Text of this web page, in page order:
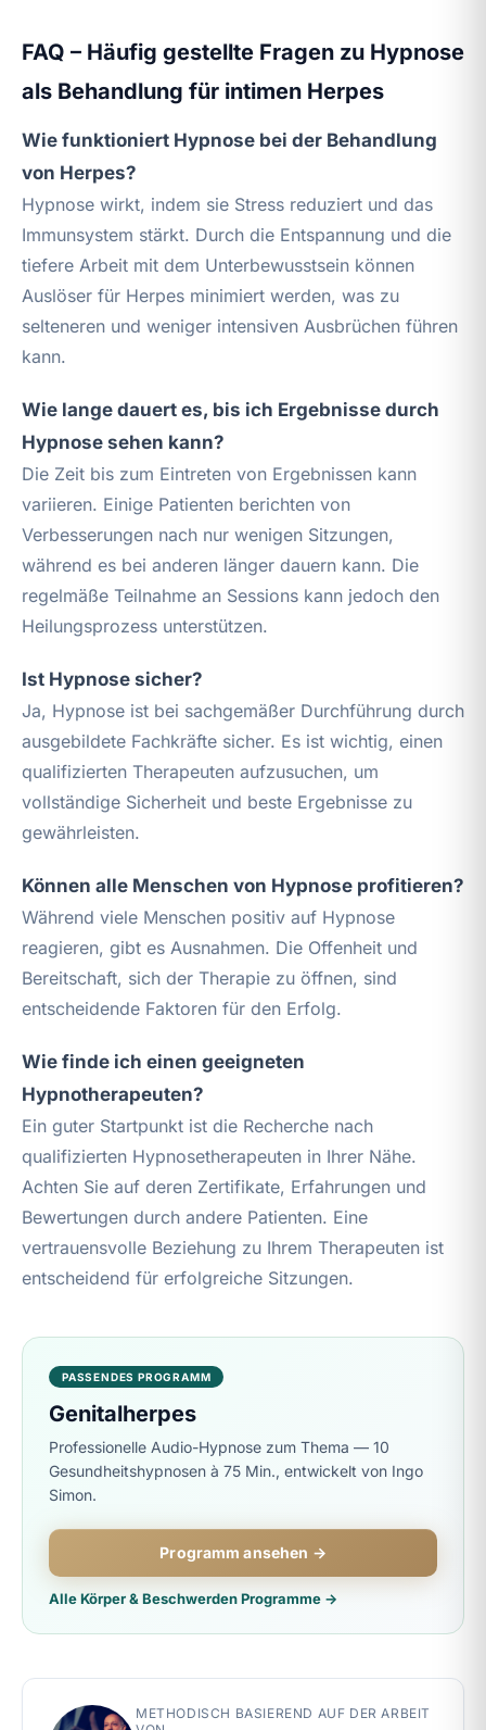
FAQ – Häufig gestellte Fragen zu Hypnose
als Behandlung für intimen Herpes
Wie funktioniert Hypnose bei der Behandlung
von Herpes?
Hypnose wirkt, indem sie Stress reduziert und das
Immunsystem stärkt. Durch die Entspannung und die
tiefere Arbeit mit dem Unterbewusstsein können
Auslöser für Herpes minimiert werden, was zu
selteneren und weniger intensiven Ausbrüchen führen
kann.
Wie lange dauert es, bis ich Ergebnisse durch
Hypnose sehen kann?
Die Zeit bis zum Eintreten von Ergebnissen kann
variieren. Einige Patienten berichten von
Verbesserungen nach nur wenigen Sitzungen,
während es bei anderen länger dauern kann. Die
regelmäße Teilnahme an Sessions kann jedoch den
Heilungsprozess unterstützen.
Ist Hypnose sicher?
Ja, Hypnose ist bei sachgemäßer Durchführung durch
ausgebildete Fachkräfte sicher. Es ist wichtig, einen
qualifizierten Therapeuten aufzusuchen, um
vollständige Sicherheit und beste Ergebnisse zu
gewährleisten.
Können alle Menschen von Hypnose profitieren?
Während viele Menschen positiv auf Hypnose
reagieren, gibt es Ausnahmen. Die Offenheit und
Bereitschaft, sich der Therapie zu öffnen, sind
entscheidende Faktoren für den Erfolg.
Wie finde ich einen geeigneten
Hypnotherapeuten?
Ein guter Startpunkt ist die Recherche nach
qualifizierten Hypnosetherapeuten in Ihrer Nähe.
Achten Sie auf deren Zertifikate, Erfahrungen und
Bewertungen durch andere Patienten. Eine
vertrauensvolle Beziehung zu Ihrem Therapeuten ist
entscheidend für erfolgreiche Sitzungen.
PASSENDES PROGRAMM
Genitalherpes
Professionelle Audio-Hypnose zum Thema — 10
Gesundheitshypnosen à 75 Min., entwickelt von Ingo
Simon.
Programm ansehen →
Alle Körper & Beschwerden Programme →
METHODISCH BASIEREND AUF DER ARBEIT